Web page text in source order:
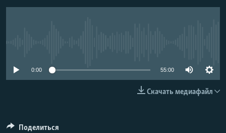
поиску
СЕВЕР.РЕАЛИИ
0:00 55:00
Скачать медиафайл
Поделиться